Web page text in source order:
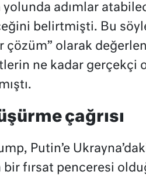
adımlar
belirtmişti. Bu
çözüm” olarak
ne kadar gerçekçi
çağrısı
Putin’e
fırsat penceresi